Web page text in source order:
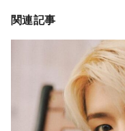
関連記事